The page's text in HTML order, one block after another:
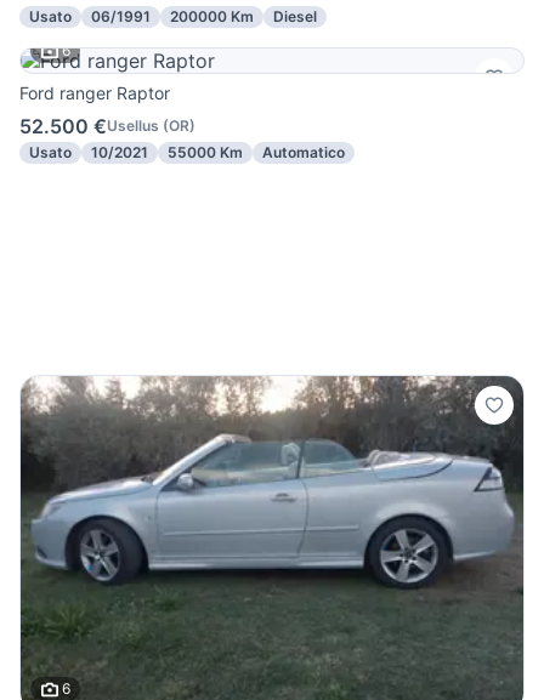
Usato 06/1991 200000 Km
Diesel
6
Ford ranger Raptor
52.500 €Usellus (OR)
Usato
10/2021 55000 Km Automatico
6